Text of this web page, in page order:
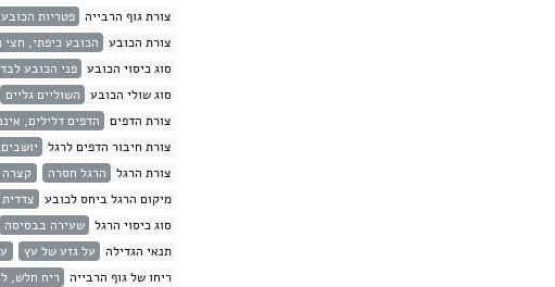
צורת גוף הרבייה
פטריות
צורת הכובע
הכובע כיפתי, חצי
סוג כיסוי הכובע פני הכובע
סוג שולי הכובע
השוליים גליים
צורת הדפים
הדפים דלילים,
צורת חיבור הדפים לרגל
צורת הרגל
הרגל חסרה
מיקום הרגל ביחס לכובע
צדדית
סוג כיסוי הרגל שעירה בבסיסה
תנאי הגדילה
על גזע של עץ
ריחו של גוף הרבייה
ריח חלש,